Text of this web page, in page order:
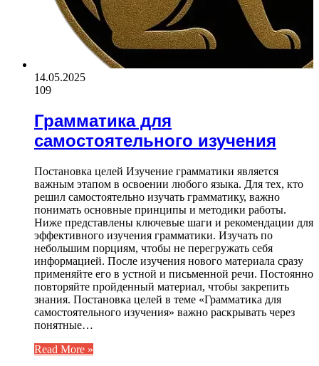
14.05.2025
109
Грамматика для
самостоятельного изучения
Постановка целей Изучение грамматики является
важным этапом в освоении любого языка. Для тех, кто
решил самостоятельно изучать грамматику, важно
понимать основные принципы и методики работы.
Ниже представлены ключевые шаги и рекомендации для
эффективного изучения грамматики. Изучать по
небольшим порциям, чтобы не перегружать себя
информацией. После изучения нового материала сразу
применяйте его в устной и письменной речи. Постоянно
повторяйте пройденный материал, чтобы закрепить
знания. Постановка целей в теме «Грамматика для
самостоятельного изучения» важно раскрывать через
понятные…
Read More »